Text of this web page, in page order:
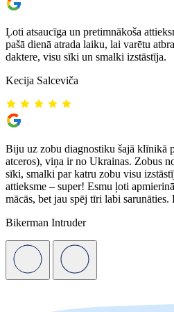
Ļoti atsaucīga un pretimnākoša
pašā dienā atrada laiku, lai varētu
daktere, visu sīki un smalki izstāstīja.
Kecija Salceviča
Biju uz zobu diagnostiku šajā klīnikā
atceros), viņa ir no Ukrainas. Zobus
sīki, smalki par katru zobu visu
attieksme – super! Esmu ļoti
mācās, bet jau spēj tīri labi sarunāties.
Bikerman Intruder